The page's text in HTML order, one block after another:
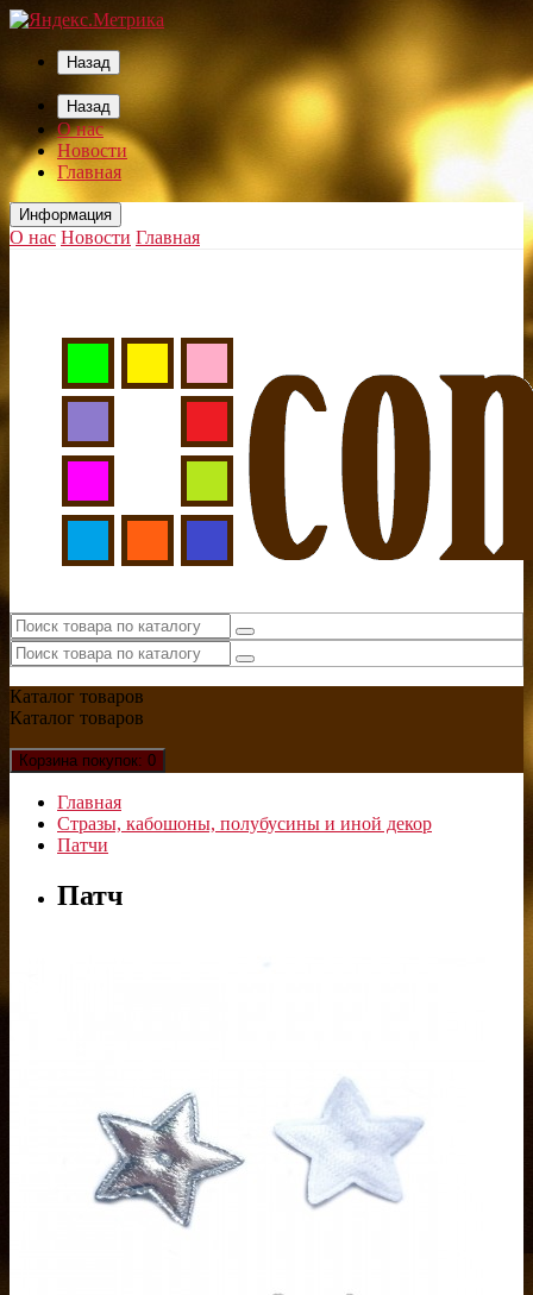
Назад
Назад
О нас
Новости
Главная
Информация
О нас Новости Главная
Каталог товаров
Каталог товаров
Корзина покупок: 0
Главная
Стразы, кабошоны, полубусины и иной декор
Патчи
Патч